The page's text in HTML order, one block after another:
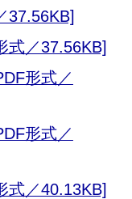
37.56KB]
式／37.56KB]
形式／
形式／
式／40.13KB]